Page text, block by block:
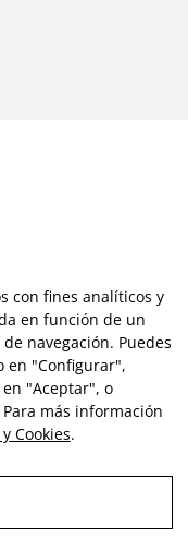
con fines analíticos y
en función de un
navegación. Puedes
en "Configurar",
"Aceptar", o
más información
Cookies.